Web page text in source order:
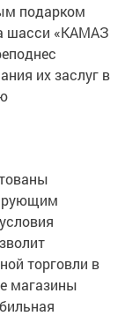
подарком
шасси «КАМАЗ
их заслуг в
торговли в
магазины